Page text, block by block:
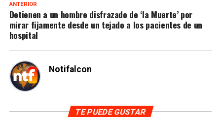
ANTERIOR
Detienen a un hombre disfrazado de ‘la Muerte’ por
mirar fijamente desde un tejado a los pacientes de un
hospital
Notifalcon
TE PUEDE GUSTAR